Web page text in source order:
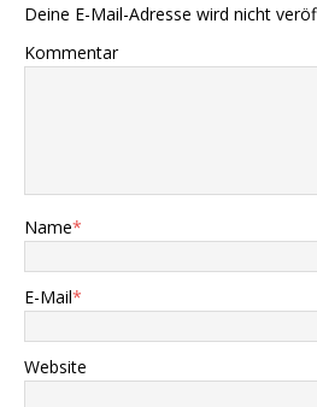
Deine E-Mail-Adresse wird nicht
Kommentar
Name*
E-Mail*
Website